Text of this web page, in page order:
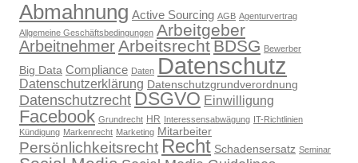
Abmahnung Active Sourcing AGB Agenturvertrag
Allgemeine Geschäftsbedingungen Arbeitgeber
ArbeitnehmerArbeitsrecht BDSG Bewerber
Big Data Compliance Daten Datenschutz
Datenschutzerklärung Datenschutzgrundverordnung
Datenschutzrecht DSGVO Einwilligung
Facebook Grundrecht HR Interessensabwägung IT-Richtlinien
Kündigung Markenrecht Marketing Mitarbeiter
Persönlichkeitsrecht Recht Schadensersatz Seminar